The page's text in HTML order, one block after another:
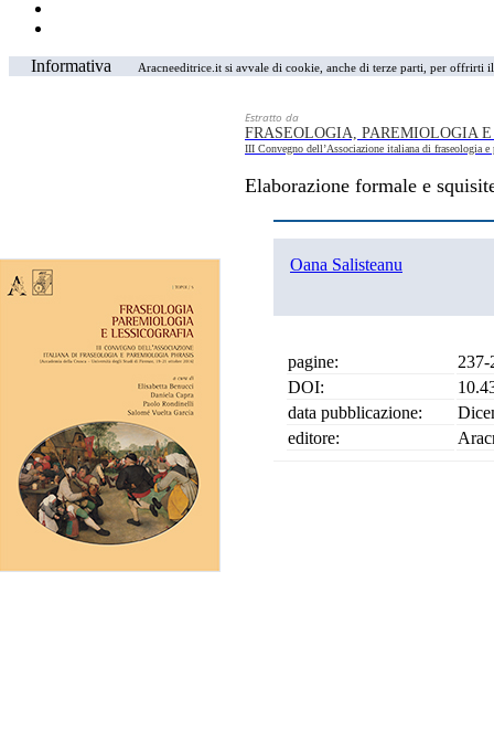
Informativa Aracneeditrice.it si avvale di cookie, anche di terze parti, per
Estratto da
FRASEOLOGIA, PAREMIOLOGIA
III Convegno dell’Associazione italiana di fraseologia e
Elaborazione formale e
Oana Salisteanu
pagine:
237-
DOI:
data pubblicazione:
editore: